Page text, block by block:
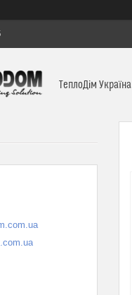
ТеплоДім Україна